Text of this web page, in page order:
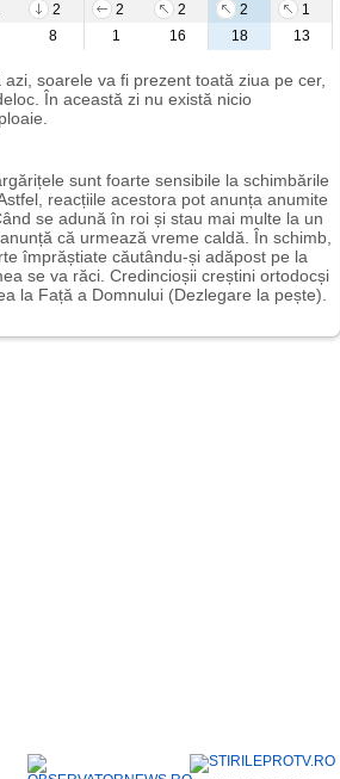
2 2 2 2
1
8 1 16 18 13
soarele va fi prezent toată ziua pe cer,
În această zi nu există nicio
sunt foarte sensibile la schimbările
reacțiile acestora pot anunța anumite
se adună în roi și stau mai multe la un
că urmează vreme caldă. În schimb,
împrăștiate căutându-și adăpost pe la
se va răci. Credincioșii creștini ortodocși
la Față a Domnului (Dezlegare la pește).